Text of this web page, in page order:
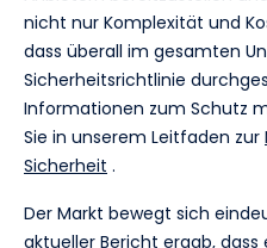
nicht nur Komplexität und
dass überall im gesamten
Sicherheitsrichtlinie
Informationen zum Schutz
Sie in unserem Leitfaden zur
Sicherheit .
Der Markt bewegt sich
aktueller Bericht ergab, dass